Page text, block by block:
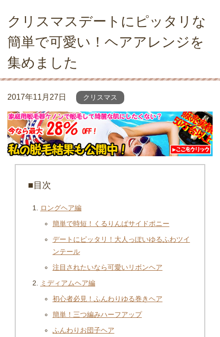
クリスマスデートにピッタリな
簡単で可愛い！ヘアアレンジを
集めました
2017年11月27日 クリスマス
■目次
ロングヘア編
簡単で時短！くるりんぱサイドポニー
デートにピッタリ！大人っぽいゆるふわツイ
ンテール
注目されたいなら可愛いリボンヘア
ミディアムヘア編
初心者必見！ふんわりゆる巻きヘア
簡単！三つ編みハーフアップ
ふんわりお団子ヘア